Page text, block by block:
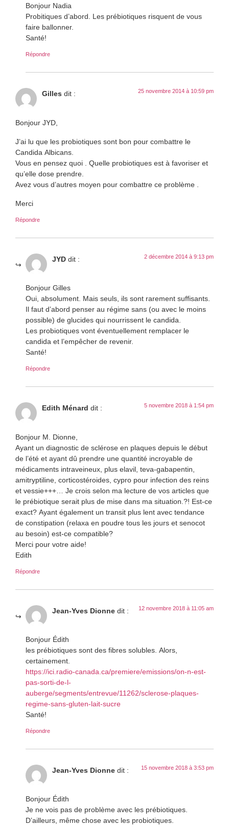
Bonjour Nadia
Probitiques d’abord. Les prébiotiques risquent de vous
faire ballonner.
Santé!
Répondre
Gilles dit : 25 novembre 2014 à 10:59 pm
Bonjour JYD,
J’ai lu que les probiotiques sont bon pour combattre le
Candida Albicans.
Vous en pensez quoi . Quelle probiotiques est à favoriser et
qu’elle dose prendre.
Avez vous d’autres moyen pour combattre ce problème .
Merci
Répondre
JYD dit : 2 décembre 2014 à 9:13 pm
Bonjour Gilles
Oui, absolument. Mais seuls, ils sont rarement suffisants.
Il faut d’abord penser au régime sans (ou avec le moins
possible) de glucides qui nourrissent le candida.
Les probiotiques vont éventuellement remplacer le
candida et l’empêcher de revenir.
Santé!
Répondre
Edith Ménard dit : 5 novembre 2018 à 1:54 pm
Bonjour M. Dionne,
Ayant un diagnostic de sclérose en plaques depuis le début
de l’été et ayant dû prendre une quantité incroyable de
médicaments intraveineux, plus elavil, teva-gabapentin,
amitryptiline, corticostéroides, cypro pour infection des reins
et vessie+++… Je crois selon ma lecture de vos articles que
le prébiotique serait plus de mise dans ma situation.?! Est-ce
exact? Ayant également un transit plus lent avec tendance
de constipation (relaxa en poudre tous les jours et senocot
au besoin) est-ce compatible?
Merci pour votre aide!
Edith
Répondre
Jean-Yves Dionne dit : 12 novembre 2018 à 11:05 am
Bonjour Édith
les prébiotiques sont des fibres solubles. Alors,
certainement.
https://ici.radio-canada.ca/premiere/emissions/on-n-est-
pas-sorti-de-l-
auberge/segments/entrevue/11262/sclerose-plaques-
regime-sans-gluten-lait-sucre
Santé!
Répondre
Jean-Yves Dionne dit : 15 novembre 2018 à 3:53 pm
Bonjour Édith
Je ne vois pas de problème avec les prébiotiques.
D’ailleurs, même chose avec les probiotiques.